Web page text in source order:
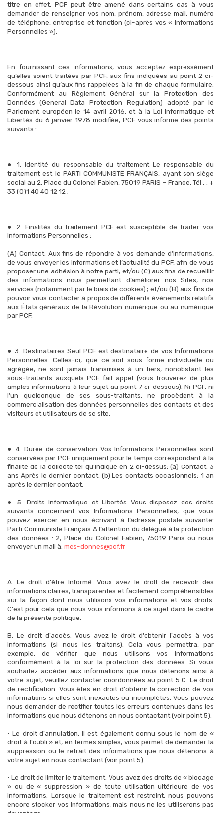
titre en effet, PCF peut être amené dans certains cas à vous
demander de renseigner vos nom, prénom, adresse mail, numéro
de téléphone, entreprise et fonction (ci-après vos « Informations
Personnelles »).
En fournissant ces informations, vous acceptez expressément
qu’elles soient traitées par PCF, aux fins indiquées au point 2 ci-
dessous ainsi qu’aux fins rappelées à la fin de chaque formulaire.
Conformément au Règlement Général sur la Protection des
Données (General Data Protection Regulation) adopté par le
Parlement européen le 14 avril 2016, et à la Loi Informatique et
Libertés du 6 janvier 1978 modifiée, PCF vous informe des points
suivants :
● 1. Identité du responsable du traitement Le responsable du
traitement est le PARTI COMMUNISTE FRANÇAIS, ayant son siège
social au 2, Place du Colonel Fabien, 75019 PARIS – France. Tél . : +
33 (0)1 40 40 12 12 ;
● 2. Finalités du traitement PCF est susceptible de traiter vos
Informations Personnelles :
(A) Contact: Aux fins de répondre à vos demande d’informations,
de vous envoyer les informations et l’actualité du PCF, afin de vous
proposer une adhésion à notre parti, et/ou (C) aux fins de recueillir
des informations nous permettant d’améliorer nos Sites, nos
services (notamment par le biais de cookies) ; et/ou (B) aux fins de
pouvoir vous contacter à propos de différents évènements relatifs
aux États généraux de la Révolution numérique ou au numérique
par PCF.
● 3. Destinataires Seul PCF est destinataire de vos Informations
Personnelles. Celles-ci, que ce soit sous forme individuelle ou
agrégée, ne sont jamais transmises à un tiers, nonobstant les
sous-traitants auxquels PCF fait appel (vous trouverez de plus
amples informations à leur sujet au point 7 ci-dessous). Ni PCF, ni
l’un quelconque de ses sous-traitants, ne procèdent à la
commercialisation des données personnelles des contacts et des
visiteurs et utilisateurs de se site.
● 4. Durée de conservation Vos Informations Personnelles sont
conservées par PCF uniquement pour le temps correspondant à la
finalité de la collecte tel qu’indiqué en 2 ci-dessus: (a) Contact: 3
ans Après le dernier contact. (b) Les contacts occasionnels: 1 an
après le dernier contact.
● 5. Droits Informatique et Libertés Vous disposez des droits
suivants concernant vos Informations Personnelles, que vous
pouvez exercer en nous écrivant à l’adresse postale suivante:
Parti Communiste Français A l’attention du délégué à la protection
des données : 2, Place du Colonel Fabien, 75019 Paris ou nous
envoyer un mail à: mes-donnes@pcf.fr
A. Le droit d'être informé. Vous avez le droit de recevoir des
informations claires, transparentes et facilement compréhensibles
sur la façon dont nous utilisons vos informations et vos droits.
C'est pour cela que nous vous informons à ce sujet dans le cadre
de la présente politique.
B. Le droit d'accès. Vous avez le droit d'obtenir l'accès à vos
informations (si nous les traitons). Cela vous permettra, par
exemple, de vérifier que nous utilisons vos informations
conformément à la loi sur la protection des données. Si vous
souhaitez accéder aux informations que nous détenons ainsi à
votre sujet, veuillez contacter coordonnées au point 5 C. Le droit
de rectification. Vous êtes en droit d'obtenir la correction de vos
informations si elles sont inexactes ou incomplètes. Vous pouvez
nous demander de rectifier toutes les erreurs contenues dans les
informations que nous détenons en nous contactant (voir point 5).
• Le droit d'annulation. Il est également connu sous le nom de «
droit à l'oubli » et, en termes simples, vous permet de demander la
suppression ou le retrait des informations que nous détenons à
votre sujet en nous contactant (voir point 5)
• Le droit de limiter le traitement. Vous avez des droits de « blocage
» ou de « suppression » de toute utilisation ultérieure de vos
informations. Lorsque le traitement est restreint, nous pouvons
encore stocker vos informations, mais nous ne les utiliserons pas